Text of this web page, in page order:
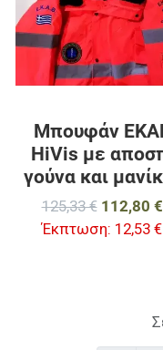
Μπουφάν
HiVis με
γούνα και
125,33 € 112,80 €
Έκπτωση: 12,53 €